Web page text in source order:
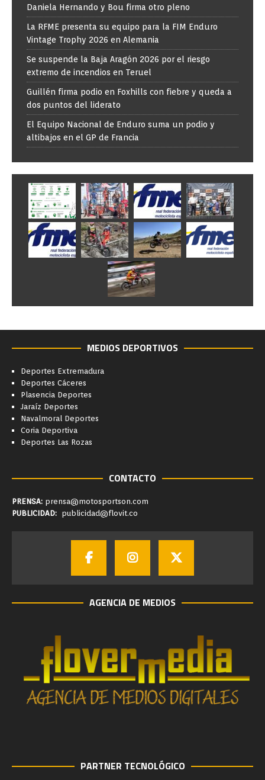
Daniela Hernando y Bou firma otro pleno
La RFME presenta su equipo para la FIM Enduro
Vintage Trophy 2026 en Alemania
Se suspende la Baja Aragón 2026 por el riesgo
extremo de incendios en Teruel
Guillén firma podio en Foxhills con fiebre y queda a
dos puntos del liderato
El Equipo Nacional de Enduro suma un podio y
altibajos en el GP de Francia
MEDIOS DEPORTIVOS
Deportes Extremadura
Deportes Cáceres
Plasencia Deportes
Jaraíz Deportes
Navalmoral Deportes
Coria Deportiva
Deportes Las Rozas
CONTACTO
PRENSA: prensa@motosportson.com
PUBLICIDAD: publicidad@flovit.co
AGENCIA DE MEDIOS
PARTNER TECNOLÓGICO